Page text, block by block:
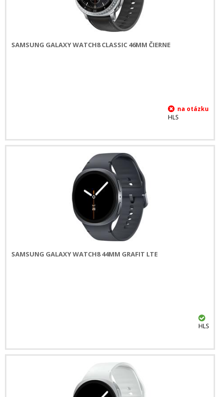
SAMSUNG GALAXY WATCH8 CLASSIC 46MM ČIERNE
HLS
SAMSUNG GALAXY WATCH8 44MM GRAFIT LTE
HLS